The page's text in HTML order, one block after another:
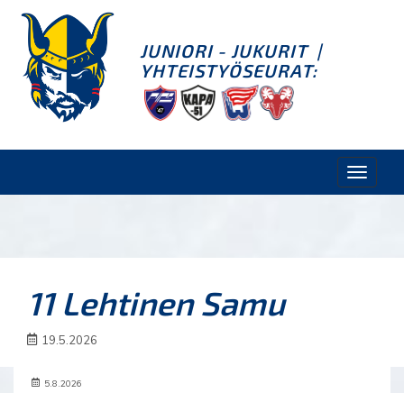
JUNIORI - JUKURIT |
YHTEISTYÖSEURAT:
Toggle
11 Lehtinen Samu
19.5.2026
5.8.2026